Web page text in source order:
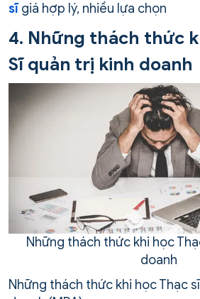
sĩgiá hợp lý, nhiều lựa chọn
4. Những thách thức
Sĩ quản trị kinh doanh
Những thách thức khi học
doanh
Những thách thức khi học Thạc